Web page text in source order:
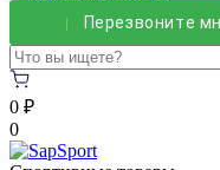
Перезвонитe
0 ₽
0